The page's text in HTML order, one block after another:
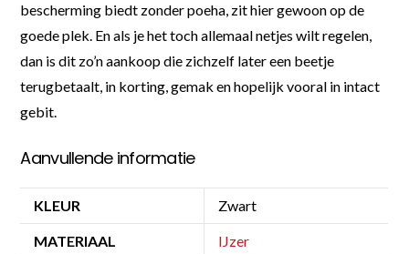
bescherming biedt zonder poeha, zit hier gewoon op de
goede plek. En als je het toch allemaal netjes wilt regelen,
dan is dit zo’n aankoop die zichzelf later een beetje
terugbetaalt, in korting, gemak en hopelijk vooral in intact
gebit.
Aanvullende informatie
KLEUR Zwart
MATERIAAL IJzer